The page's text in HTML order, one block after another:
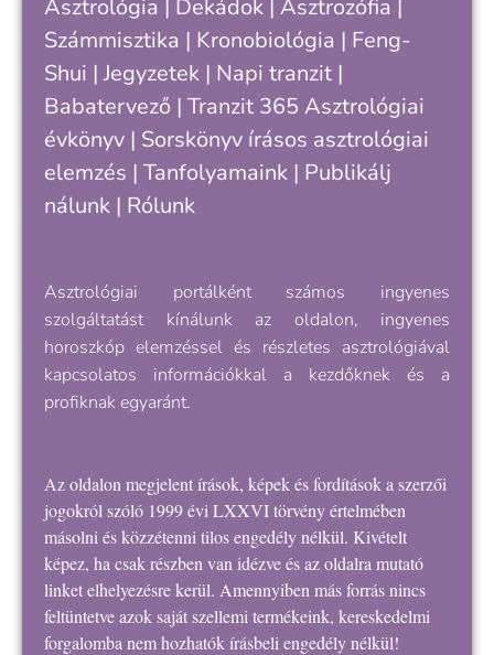
Asztrológia | Dekádok | Asztrozófia |
Számmisztika | Kronobiológia | Feng-
Shui | Jegyzetek | Napi tranzit |
Babatervező | Tranzit 365 Asztrológiai
évkönyv | Sorskönyv írásos asztrológiai
elemzés | Tanfolyamaink | Publikálj
nálunk | Rólunk
Asztrológiai portálként számos ingyenes
szolgáltatást kínálunk az oldalon, ingyenes
horoszkóp elemzéssel és részletes asztrológiával
kapcsolatos információkkal a kezdőknek és a
profiknak egyaránt.
Az oldalon megjelent írások, képek és fordítások a szerzői
jogokról szóló 1999 évi LXXVI törvény értelmében
másolni és közzétenni tilos engedély nélkül. Kivételt
képez, ha csak részben van idézve és az oldalra mutató
linket elhelyezésre kerül. Amennyiben más forrás nincs
feltüntetve azok saját szellemi termékeink, kereskedelmi
forgalomba nem hozhatók írásbeli engedély nélkül!